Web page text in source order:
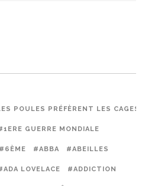
POULES PRÉFÈRENT LES CAGES
GUERRE MONDIALE
#6ÈME #ABBA #ABEILLES
LOVELACE #ADDICTION